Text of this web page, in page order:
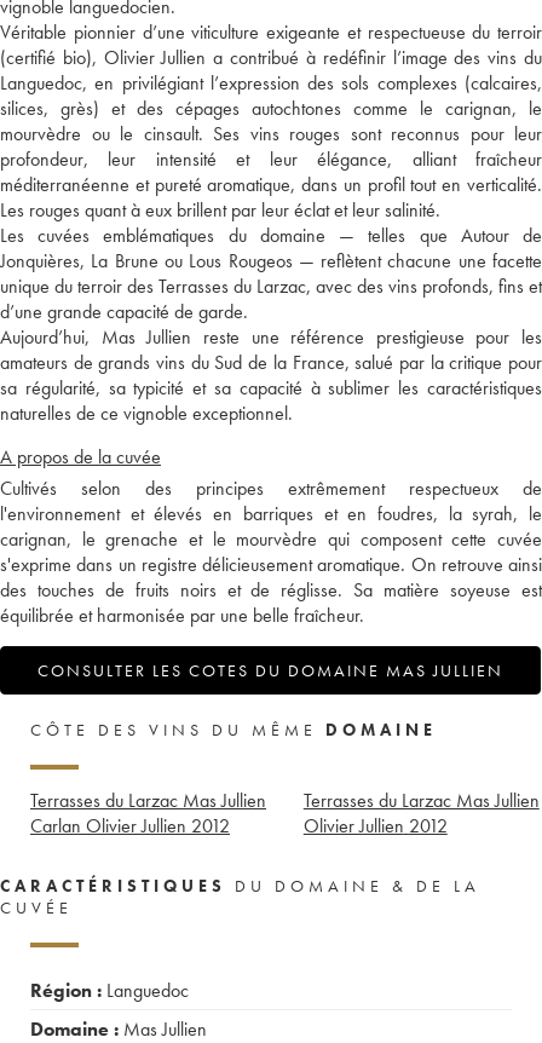
vignoble languedocien.
Véritable pionnier d’une viticulture exigeante et respectueuse du terroir
(certifié bio), Olivier Jullien a contribué à redéfinir l’image des vins du
Languedoc, en privilégiant l’expression des sols complexes (calcaires,
silices, grès) et des cépages autochtones comme le carignan, le
mourvèdre ou le cinsault. Ses vins rouges sont reconnus pour leur
profondeur, leur intensité et leur élégance, alliant fraîcheur
méditerranéenne et pureté aromatique, dans un profil tout en verticalité.
Les rouges quant à eux brillent par leur éclat et leur salinité.
Les cuvées emblématiques du domaine — telles que Autour de
Jonquières, La Brune ou Lous Rougeos — reflètent chacune une facette
unique du terroir des Terrasses du Larzac, avec des vins profonds, fins et
d’une grande capacité de garde.
Aujourd’hui, Mas Jullien reste une référence prestigieuse pour les
amateurs de grands vins du Sud de la France, salué par la critique pour
sa régularité, sa typicité et sa capacité à sublimer les caractéristiques
naturelles de ce vignoble exceptionnel.
A propos de la cuvée
Cultivés selon des principes extrêmement respectueux de
l'environnement et élevés en barriques et en foudres, la syrah, le
carignan, le grenache et le mourvèdre qui composent cette cuvée
s'exprime dans un registre délicieusement aromatique. On retrouve ainsi
des touches de fruits noirs et de réglisse. Sa matière soyeuse est
équilibrée et harmonisée par une belle fraîcheur.
CONSULTER LES COTES DU DOMAINE MAS JULLIEN
CÔTE DES VINS DU MÊME DOMAINE
Terrasses du Larzac Mas Jullien
Carlan Olivier Jullien 2012
Terrasses du Larzac Mas Jullien
Olivier Jullien 2012
CARACTÉRISTIQUES
DU DOMAINE & DE LA
CUVÉE
Région : Languedoc
Domaine : Mas Jullien